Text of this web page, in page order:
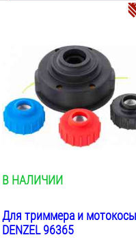
В НАЛИЧИИ
Для триммера и
DENZEL 96365